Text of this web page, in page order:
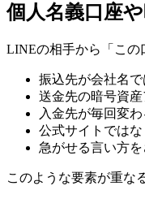
個人名義口座
LINEの相手から「この
振込先が会社名で
送金先の暗号資産
入金先が毎回変わ
公式サイトでは
急がせる言い方を
このような要素が重な